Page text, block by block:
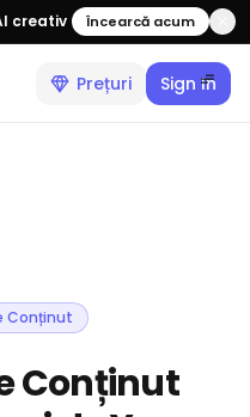
creativ Încearcă acum
Prețuri Sign In
Conținut
Conținut